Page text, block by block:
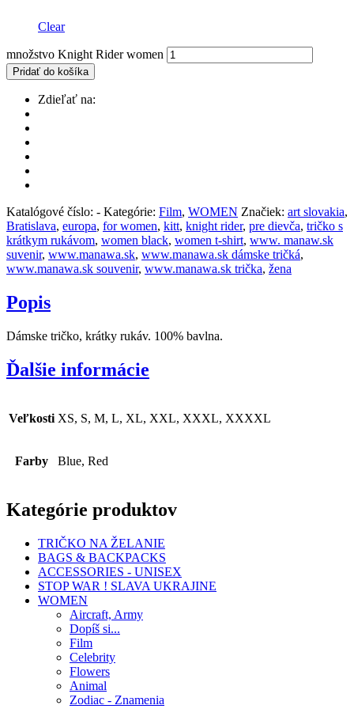
Clear
množstvo Knight Rider women
Pridať do košíka
Zdieľať na:
Katalógové číslo: - Kategórie: Film, WOMEN Značiek: art slovakia,
Bratislava, europa, for women, kitt, knight rider, pre dievča, tričko s
krátkym rukávom, women black, women t-shirt, www. manaw.sk
suvenir, www.manawa.sk, www.manawa.sk dámske tričká,
www.manawa.sk souvenir, www.manawa.sk trička, žena
Popis
Dámske tričko, krátky rukáv. 100% bavlna.
Ďalšie informácie
Veľkosti XS, S, M, L, XL, XXL, XXXL, XXXXL
Farby Blue, Red
Kategórie produktov
TRIČKO NA ŽELANIE
BAGS & BACKPACKS
ACCESSORIES - UNISEX
STOP WAR ! SLAVA UKRAJINE
WOMEN
Aircraft, Army
Dopíš si...
Film
Celebrity
Flowers
Animal
Zodiac - Znamenia